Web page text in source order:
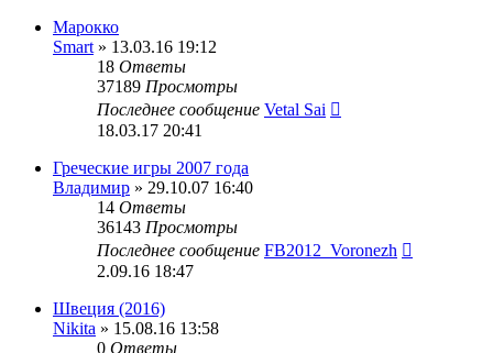
Марокко
Smart » 13.03.16 19:12
18 Ответы
37189 Просмотры
Последнее сообщение Vetal Sai
18.03.17 20:41
Греческие игры 2007 года
Владимир » 29.10.07 16:40
14 Ответы
36143 Просмотры
Последнее сообщение FB2012_Voronezh
2.09.16 18:47
Швеция (2016)
Nikita » 15.08.16 13:58
0 Ответы